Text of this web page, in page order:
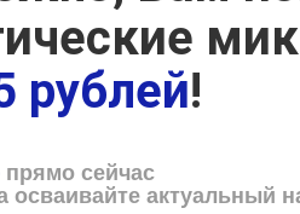
рублей!
прямо сейчас
осваивайте актуальный